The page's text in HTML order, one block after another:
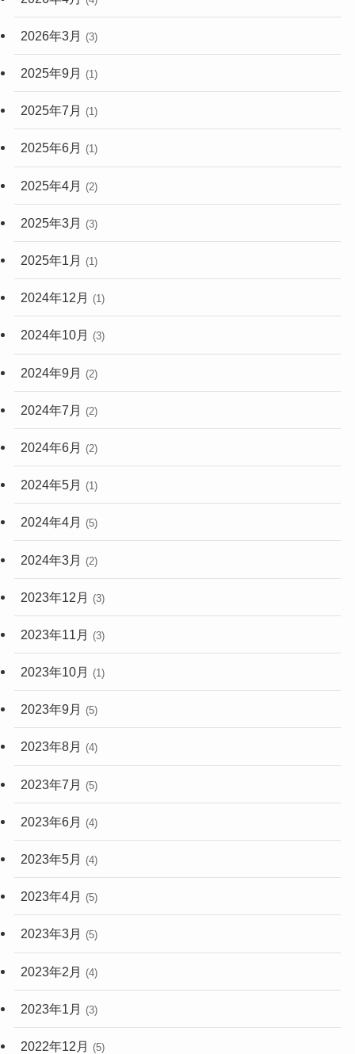
2026年3月 (3)
2025年9月 (1)
2025年7月 (1)
2025年6月 (1)
2025年4月 (2)
2025年3月 (3)
2025年1月 (1)
2024年12月 (1)
2024年10月 (3)
2024年9月 (2)
2024年7月 (2)
2024年6月 (2)
2024年5月 (1)
2024年4月 (5)
2024年3月 (2)
2023年12月 (3)
2023年11月 (3)
2023年10月 (1)
2023年9月 (5)
2023年8月 (4)
2023年7月 (5)
2023年6月 (4)
2023年5月 (4)
2023年4月 (5)
2023年3月 (5)
2023年2月 (4)
2023年1月 (3)
2022年12月 (5)